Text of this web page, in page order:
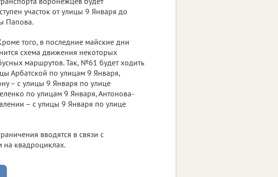
участок от улицы 9 Января до
Папова.
того, в последние майские дни
схема движения некоторых
маршрутов. Так, №61 будет ходить
Арбатской по улицам 9 Января,
– с улицы 9 Января по улице
по улицам 9 Января, Антонова-
– с улицы 9 Января по улице
вводятся в связи с
квадроциклах.